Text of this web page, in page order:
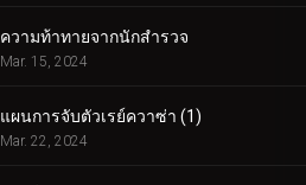
ความท้าทายจากนักสำรวจ
Mar. 15, 2024
แผนการจับตัวเรย์ควาซ่า (1)
Mar. 22, 2024